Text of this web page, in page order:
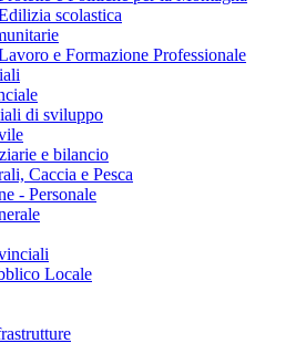
scolastica
e Formazione Professionale
di sviluppo
e bilancio
Caccia e Pesca
- Personale
Locale